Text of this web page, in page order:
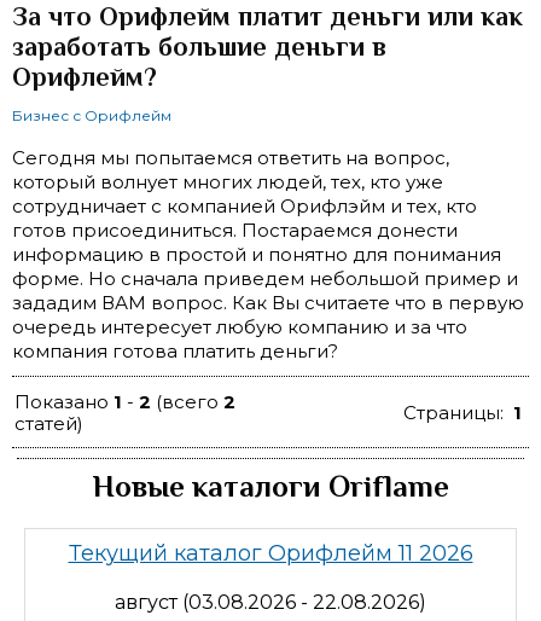
За что Орифлейм платит деньги или как
заработать большие деньги в
Орифлейм?
Бизнес с Орифлейм
Сегодня мы попытаемся ответить на вопрос,
который волнует многих людей, тех, кто уже
сотрудничает с компанией Орифлэйм и тех, кто
готов присоединиться. Постараемся донести
информацию в простой и понятно для понимания
форме. Но сначала приведем небольшой пример и
зададим ВАМ вопрос. Как Вы считаете что в первую
очередь интересует любую компанию и за что
компания готова платить деньги?
Показано 1 - 2 (всего 2
статей)
Страницы: 1
Новые каталоги Oriflame
Текущий каталог Орифлейм 11 2026
август (03.08.2026 - 22.08.2026)